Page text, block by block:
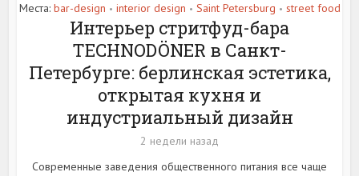
Места: bar-design • interior design • Saint Petersburg • street food
Интерьер стритфуд-бара
TECHNODÖNER в Санкт-
Петербурге: берлинская эстетика,
открытая кухня и
индустриальный дизайн
2 недели назад
Современные заведения общественного питания все чаще